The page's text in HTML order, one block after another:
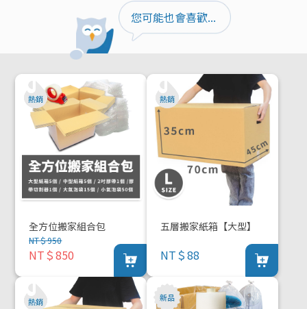
您可能也會喜歡...
全方位搬家組合包
NT＄950
NT＄850
五層搬家紙箱【大型】
NT＄88